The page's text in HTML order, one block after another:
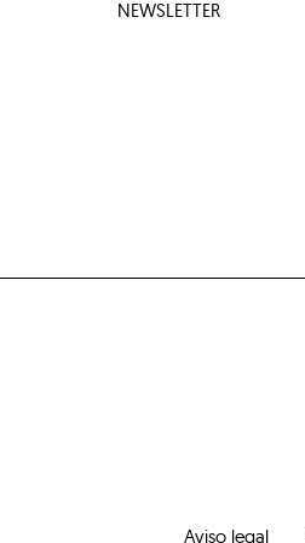
NEWSLETTER
Aviso legal